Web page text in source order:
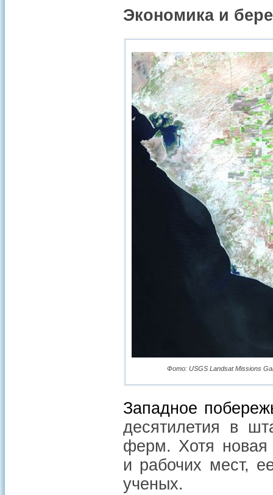
Экономика и
Фото: USGS Landsat Missions
Западное
десятилетия в
ферм. Хотя новая
и рабочих мест,
ученых.